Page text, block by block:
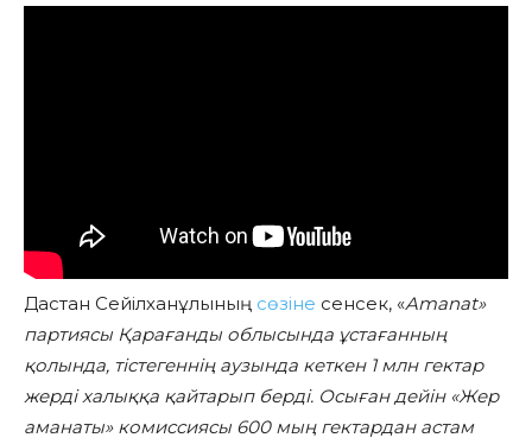
Дастан Сейілханұлының сөзіне сенсек, «Amanat»
партиясы Қарағанды облысында ұстағанның
қолында, тістегеннің аузында кеткен 1 млн гектар
жерді халыққа қайтарып берді. Осыған дейін «Жер
аманаты» комиссиясы 600 мың гектардан астам